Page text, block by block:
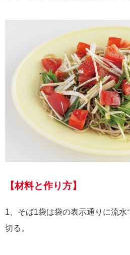
【材料と作り方】
1、そば1袋は袋の表示通りに流水
切る。